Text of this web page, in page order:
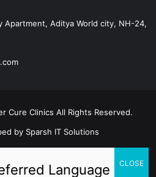
Apartment, Aditya World city, NH-24,
Cure Clinics All Rights Reserved.
by Sparsh IT Solutions
PinterestLinkedIn Instagram
TikTok